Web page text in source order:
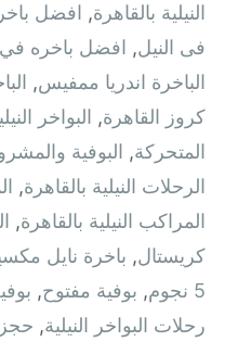
النيلية بالقاهرة, افضل
فى النيل, افضل باخره في
الباخرة اندريا ممفيس,
كروز القاهرة, البواخر النيلية 5
المتحركة, البوفية
الرحلات النيلية بالقاهرة,
المراكب النيلية بالقاهرة,
كريستال, باخرة نايل
5 نجوم
, بوفية مفتوح,
رحلات البواخر النيلية, حجز